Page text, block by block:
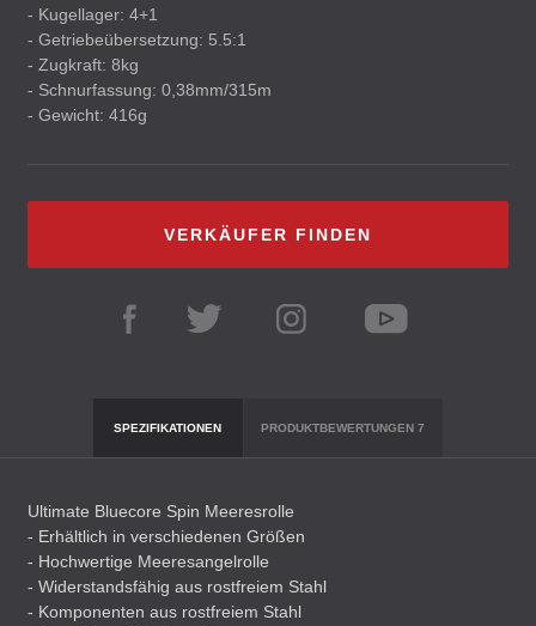
- Kugellager: 4+1
- Getriebeübersetzung: 5.5:1
- Zugkraft: 8kg
- Schnurfassung: 0,38mm/315m
- Gewicht: 416g
VERKÄUFER FINDEN
SPEZIFIKATIONEN PRODUKTBEWERTUNGEN7
Ultimate Bluecore Spin Meeresrolle
- Erhältlich in verschiedenen Größen
- Hochwertige Meeresangelrolle
- Widerstandsfähig aus rostfreiem Stahl
- Komponenten aus rostfreiem Stahl